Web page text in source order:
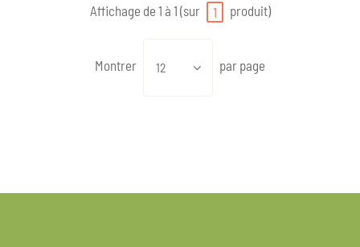
Affichage de 1 à 1 (sur 1 produit)
Montrer 12 par page